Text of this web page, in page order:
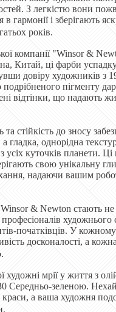
З легкістю вони
гармонії і зберігають
років.
компанії "Winsor &
Китай, ці фарби
довіру художників з
пігменту
відтінки, що надають
та стійкість до зносу
а гладка, однорідна
усіх куточків планети. Ці
свою унікальну
надаючи вашим
Winsor & Newton стають
художнього
початківців. У
досконалості, а
художні мрії у життя з
Середньо-зеленою.
краси, а ваша художня